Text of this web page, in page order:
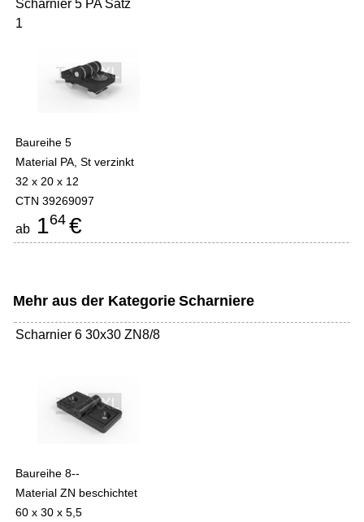
Scharnier 5 PA Satz
1
Baureihe 5
Material PA, St verzinkt
32 x 20 x 12
CTN 39269097
ab 164 €
Mehr aus der Kategorie Scharniere
Scharnier 6 30x30 ZN8/8
Baureihe 8--
Material ZN beschichtet
60 x 30 x 5,5